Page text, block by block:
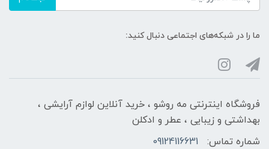
ما را در شبکه‌های اجتماعی دنبال کنید:
فروشگاه اینترنتی مه‌ رو‌شو ، خرید آنلاین لوازم آرایشی ،
بهداشتی و زیبایی ، عطر و ادکلن
شماره تماس:
09124116631